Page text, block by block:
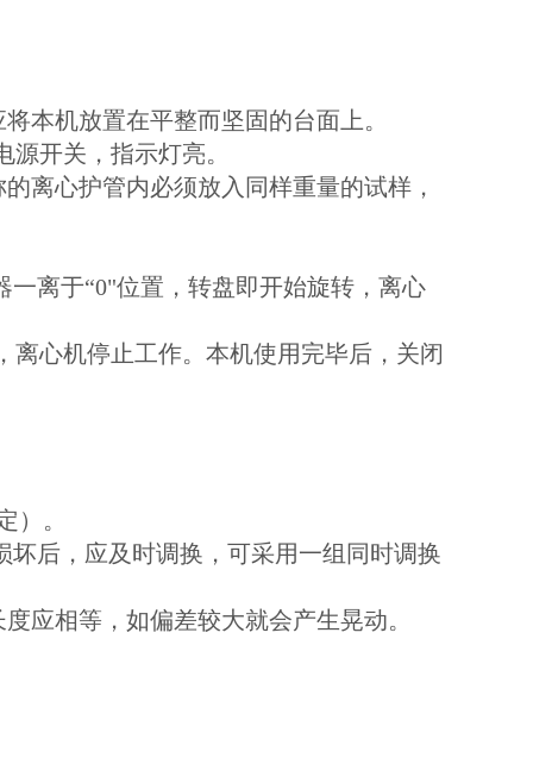
本机放置在平整而坚固的台面上。
开关，指示灯亮。
离心护管内必须放入同样重量的试样，
离于“0"位置，转盘即开始旋转，离心
离心机停止工作。本机使用完毕后，关闭
）。
后，应及时调换，可采用一组同时调换
应相等，如偏差较大就会产生晃动。